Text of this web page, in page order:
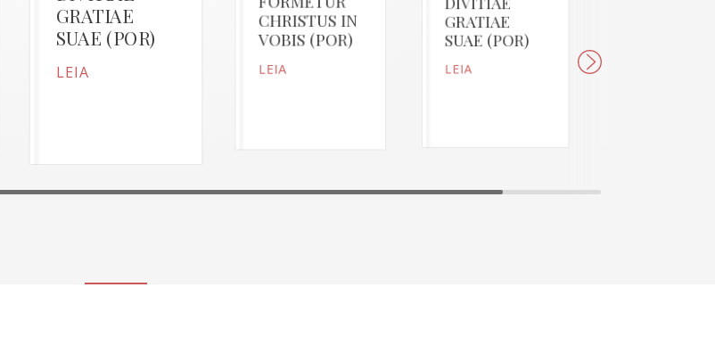
GRATIAE
SUAE (POR)
LEIA
CHRISTUS IN
VOBIS (POR)
LEIA
GRATIAE
SUAE (POR)
LEIA